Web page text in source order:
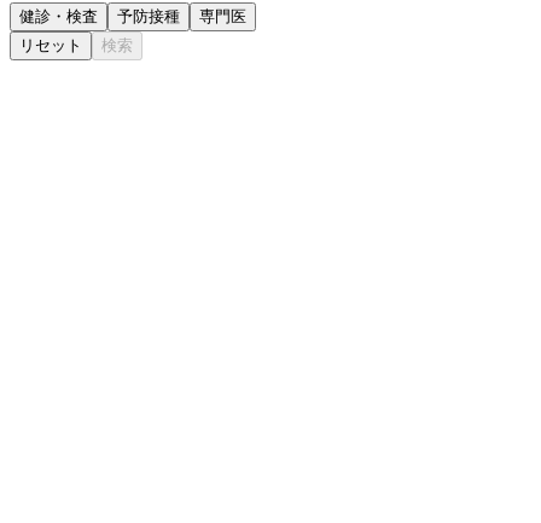
健診・検査 予防接種
専門医
リセット
検索